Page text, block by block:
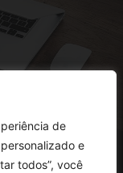
de
e
todos”, você